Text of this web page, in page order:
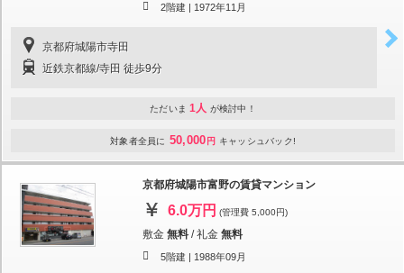
2階建 | 1972年11月
京都府城陽市寺田
近鉄京都線/寺田 徒歩9分
ただいま 1人 が検討中！
対象者全員に 50,000 円 キャッシュバック!
京都府城陽市富野の賃貸マンション
6.0万円 (管理費 5,000円)
敷金 無料 /礼金 無料
5階建 | 1988年09月